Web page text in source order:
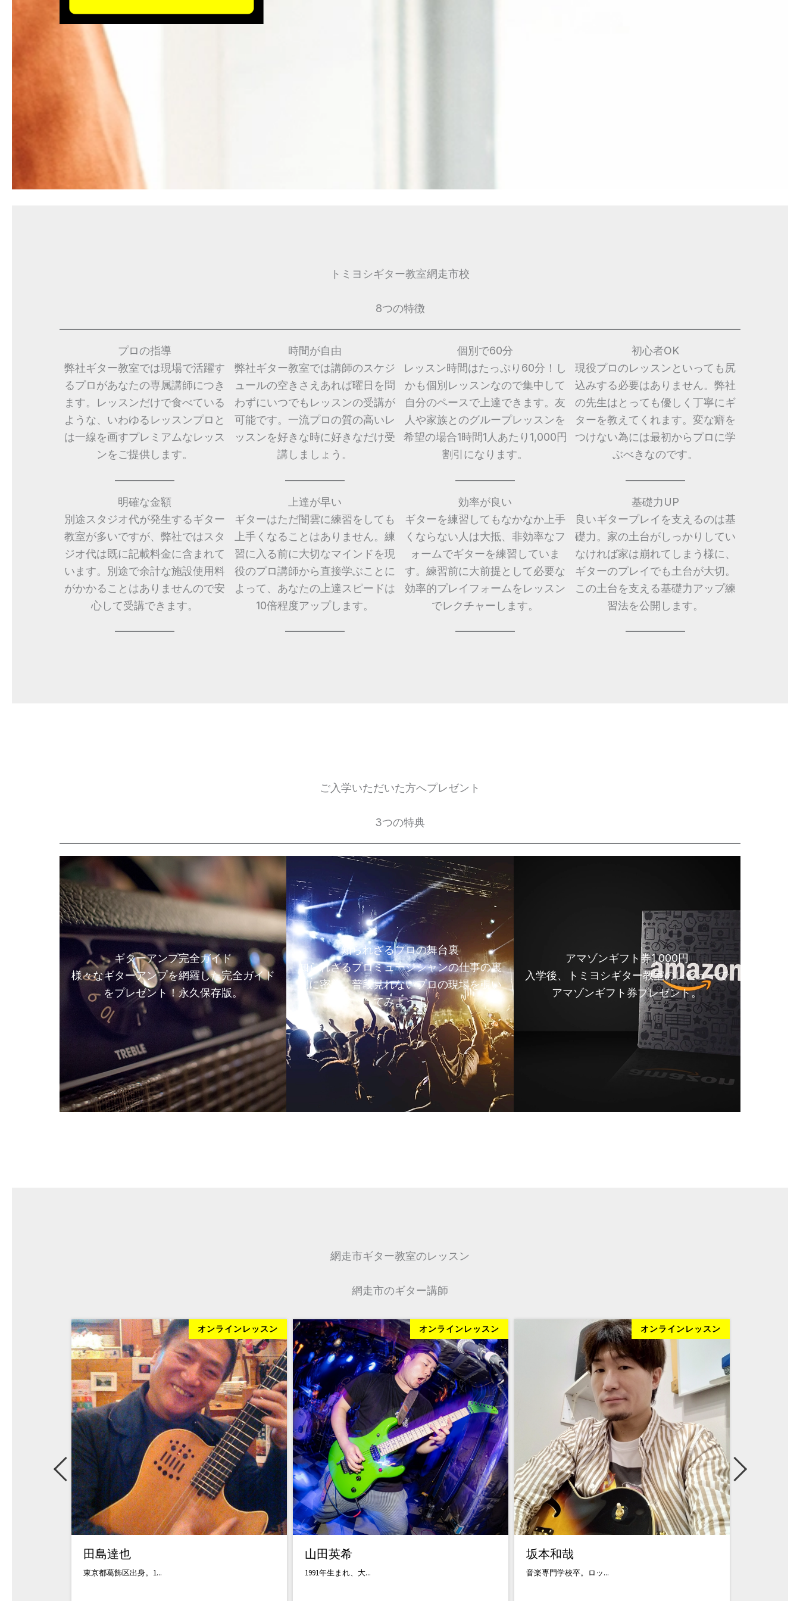
トミヨシギター教室網走市校
8つの特徴
プロの指導
弊社ギター教室では現場で活躍す
るプロがあなたの専属講師につき
ます。レッスンだけで食べている
ような、いわゆるレッスンプロと
は一線を画すプレミアムなレッス
ンをご提供します。
時間が自由
弊社ギター教室では講師のスケジ
ュールの空きさえあれば曜日を問
わずにいつでもレッスンの受講が
可能です。一流プロの質の高いレ
ッスンを好きな時に好きなだけ受
講しましょう。
個別で60分
レッスン時間はたっぷり60分！し
かも個別レッスンなので集中して
自分のペースで上達できます。友
人や家族とのグループレッスンを
希望の場合1時間1人あたり1,000円
割引になります。
初心者OK
現役プロのレッスンといっても尻
込みする必要はありません。弊社
の先生はとっても優しく丁寧にギ
ターを教えてくれます。変な癖を
つけない為には最初からプロに学
ぶべきなのです。
明確な金額
別途スタジオ代が発生するギター
教室が多いですが、弊社ではスタ
ジオ代は既に記載料金に含まれて
います。別途で余計な施設使用料
がかかることはありませんので安
心して受講できます。
上達が早い
ギターはただ闇雲に練習をしても
上手くなることはありません。練
習に入る前に大切なマインドを現
役のプロ講師から直接学ぶことに
よって、あなたの上達スピードは
10倍程度アップします。
効率が良い
ギターを練習してもなかなか上手
くならない人は大抵、非効率なフ
ォームでギターを練習していま
す。練習前に大前提として必要な
効率的プレイフォームをレッスン
でレクチャーします。
基礎力UP
良いギタープレイを支えるのは基
礎力。家の土台がしっかりしてい
なければ家は崩れてしまう様に、
ギターのプレイでも土台が大切。
この土台を支える基礎力アップ練
習法を公開します。
ご入学いただいた方へプレゼント
3つの特典
ギターアンプ完全ガイド
様々なギターアンプを網羅した完全ガイド
をプレゼント！永久保存版。
知られざるプロの舞台裏
知られざるプロミュージシャンの仕事の裏
側に密着。普段見れないプロの現場を覗い
てみよう！
アマゾンギフト券1,000円
入学後、トミヨシギター教室のレビューで
アマゾンギフト券プレゼント。
網走市ギター教室のレッスン
網走市のギター講師
オンラインレッスン
田島達也
東京都葛飾区出身。1...
オンラインレッスン
山田英希
1991年生まれ、大...
オンラインレッスン
坂本和哉
音楽専門学校卒。ロッ...